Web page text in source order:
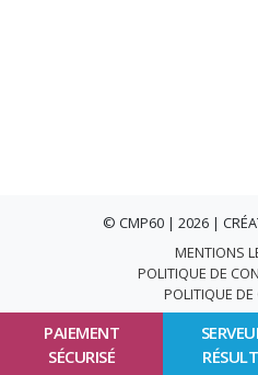
PAIEMENT
SÉCURISÉ
© CMP60 | 2026 |
MENTIONS
POLITIQUE DE
POLITIQUE DE